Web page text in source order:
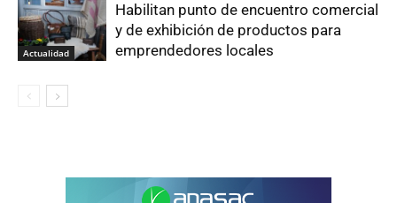
Actualidad
Habilitan punto de encuentro comercial
y de exhibición de productos para
emprendedores locales